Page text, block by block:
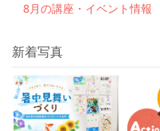
8月の講座・イベント情報
新着写真